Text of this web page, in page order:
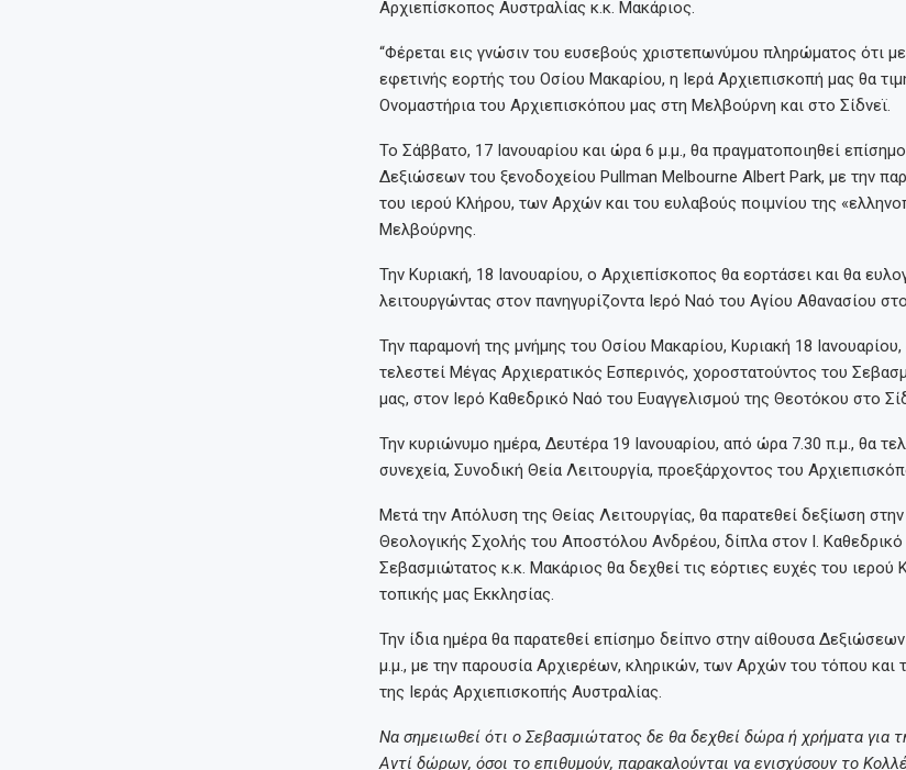
Αρχιεπίσκοπος Αυστραλίας κ.κ. Μακάριος.
“Φέρεται εις γνώσιν του ευσεβούς χριστεπωνύμου πληρώματος ότι με
εφετινής εορτής του Οσίου Μακαρίου, η Ιερά Αρχιεπισκοπή μας θα
Ονομαστήρια του Αρχιεπισκόπου μας στη Μελβούρνη και στο Σίδνεϊ.
Το Σάββατο, 17 Ιανουαρίου και ώρα 6 μ.μ., θα πραγματοποιηθεί
Δεξιώσεων του ξενοδοχείου Pullman Melbourne Albert Park, με την
του ιερού Κλήρου, των Αρχών και του ευλαβούς ποιμνίου της
Μελβούρνης.
Την Κυριακή, 18 Ιανουαρίου, ο Αρχιεπίσκοπος θα εορτάσει και θα
λειτουργώντας στον πανηγυρίζοντα Ιερό Ναό του Αγίου Αθανασίου
Την παραμονή της μνήμης του Οσίου Μακαρίου, Κυριακή 18
τελεστεί Μέγας Αρχιερατικός Εσπερινός, χοροστατούντος του
μας, στον Ιερό Καθεδρικό Ναό του Ευαγγελισμού της Θεοτόκου στο
Την κυριώνυμο ημέρα, Δευτέρα 19 Ιανουαρίου, από ώρα 7.30 π.μ., θα
συνεχεία, Συνοδική Θεία Λειτουργία, προεξάρχοντος του
Μετά την Απόλυση της Θείας Λειτουργίας, θα παρατεθεί δεξίωση
Θεολογικής Σχολής του Αποστόλου Ανδρέου, δίπλα στον Ι.
Σεβασμιώτατος κ.κ. Μακάριος θα δεχθεί τις εόρτιες ευχές του ιερού
τοπικής μας Εκκλησίας.
Την ίδια ημέρα θα παρατεθεί επίσημο δείπνο στην αίθουσα
μ.μ., με την παρουσία Αρχιερέων, κληρικών, των Αρχών του τόπου και
της Ιεράς Αρχιεπισκοπής Αυστραλίας.
Να σημειωθεί ότι ο Σεβασμιώτατος δε θα δεχθεί δώρα ή χρήματα για
Αντί δώρων, όσοι το επιθυμούν, παρακαλούνται να ενισχύσουν το